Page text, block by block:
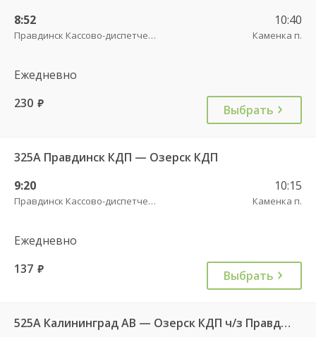
8:52
Правдинск Кассово-диспетчерский пункт
10:40
Каменка п.
Ежедневно
230 руб. Выбрать
325А Правдинск КДП — Озерск КДП
9:20
Правдинск Кассово-диспетчерский пункт
10:15
Каменка п.
Ежедневно
137 руб. Выбрать
525А Калининград АВ — Озерск КДП ч/з Правдинск КДП